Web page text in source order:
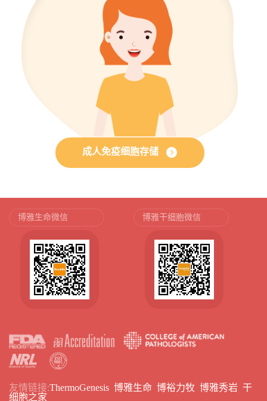
成人免疫细胞存储
博雅生命微信 博雅干细胞微信
友情链接:ThermoGenesis 博雅生命 博裕力牧 博雅秀岩 干
细胞之家